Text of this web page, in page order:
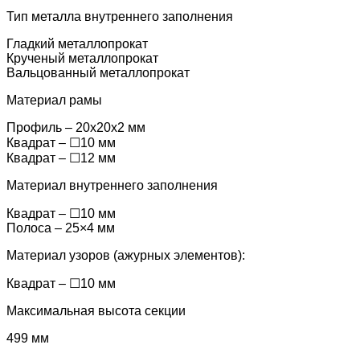
Тип металла внутреннего заполнения
Гладкий металлопрокат
Крученый металлопрокат
Вальцованный металлопрокат
Материал рамы
Профиль – 20х20х2 мм
Квадрат – ☐10 мм
Квадрат – ☐12 мм
Материал внутреннего заполнения
Квадрат – ☐10 мм
Полоса – 25×4 мм
Материал узоров (ажурных элементов):
Квадрат – ☐10 мм
Максимальная высота секции
499 мм